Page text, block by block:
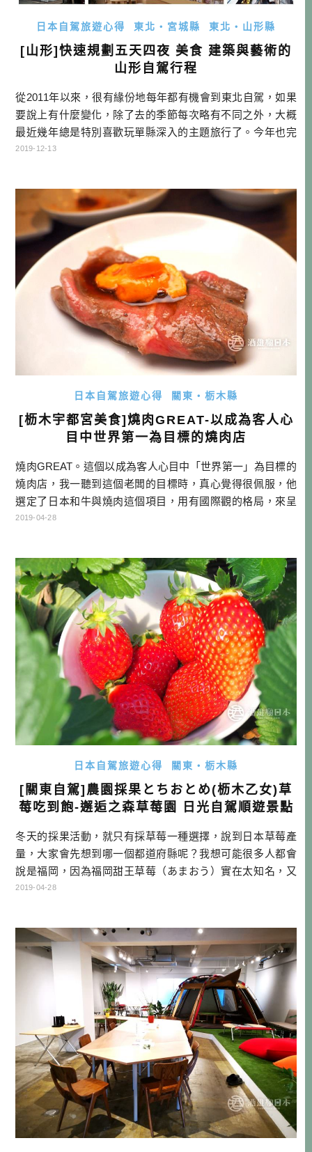
日本自駕旅遊心得 東北・宮城縣 東北・山形縣
[山形]快速規劃五天四夜 美食 建築與藝術的
山形自駕行程
從2011年以來，很有緣份地每年都有機會到東北自駕，如果
要說上有什麼變化，除了去的季節每次略有不同之外，大概
最近幾年總是特別喜歡玩單縣深入的主題旅行了。今年也完
成了一趟山形美食建築與藝術的自駕旅行，回想起來山形竟
吧！ 本文目錄 1. TIMES租車享優惠 2. 天童木工與藝術漫步
3. 鶴岡之 […]…
2019-12-13
日本自駕旅遊心得 關東・栃木縣
[枥木宇都宮美食]燒肉GREAT-以成為客人心
目中世界第一為目標的燒肉店
燒肉GREAT。這個以成為客人心目中「世界第一」為目標的
燒肉店，我一聽到這個老闆的目標時，真心覺得很佩服，他
選定了日本和牛與燒肉這個項目，用有國際觀的格局，來呈
現日本這個國家與日本食物的美好，你可以說他是個想在奧
人可能問說，為什麼你到宇都宮不吃餃子吃燒肉呢？這次枥
木跟茨城是我們這次在北關東地 […]…
2019-04-28
日本自駕旅遊心得 關東・栃木縣
[關東自駕]農園採果とちおとめ(枥木乙女)草
莓吃到飽-邂逅之森草莓園 日光自駕順遊景點
冬天的採果活動，就只有採草莓一種選擇，說到日本草莓產
量，大家會先想到哪一個都道府縣呢？我想可能很多人都會
說是福岡，因為福岡甜王草莓（あまおう）實在太知名，又
常常銷到台灣，所以知名度居高不下。不過來看我引用一個
r […]…
2019-04-28